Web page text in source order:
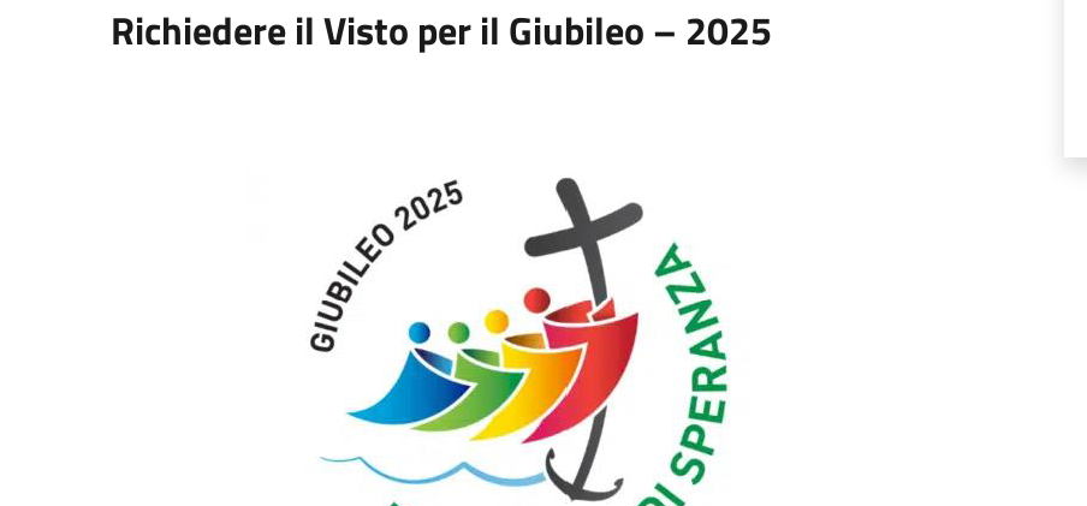
Richiedere il Visto per il Giubileo – 2025